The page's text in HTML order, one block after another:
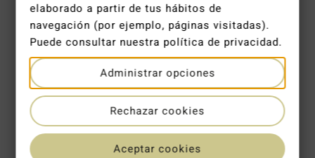
Blandy´s Malmsey 10 años 0,50 cl.
elaborado a partir de tus hábitos de
navegación (por ejemplo, páginas visitadas).
Puede consultar nuestra política de privacidad.
Administrar opciones
Rechazar cookies
Aceptar cookies